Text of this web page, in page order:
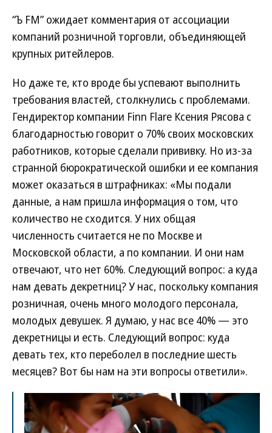
“Ъ FM” ожидает комментария от ассоциации
компаний розничной торговли, объединяющей
крупных ритейлеров.
Но даже те, кто вроде бы успевают выполнить
требования властей, столкнулись с проблемами.
Гендиректор компании Finn Flare Ксения Рясова с
благодарностью говорит о 70% своих московских
работников, которые сделали прививку. Но из-за
странной бюрократической ошибки и ее компания
может оказаться в штрафниках: «Мы подали
данные, а нам пришла информация о том, что
количество не сходится. У них общая
численность считается не по Москве и
Московской области, а по компании. И они нам
отвечают, что нет 60%. Следующий вопрос: а куда
нам девать декретниц? У нас, поскольку компания
розничная, очень много молодого персонала,
молодых девушек. Я думаю, у нас все 40% — это
декретницы и есть. Следующий вопрос: куда
девать тех, кто переболел в последние шесть
месяцев? Вот бы нам на эти вопросы ответили».